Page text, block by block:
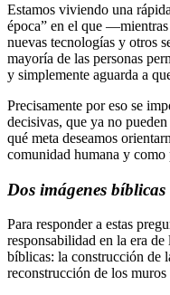
Estamos viviendo una
época” en el que
nuevas tecnologías y otros
mayoría de las personas
y simplemente aguarda a
Precisamente por eso se
decisivas, que ya no
qué meta deseamos
comunidad humana y como
Dos imágenes bíblicas
Para responder a estas
responsabilidad en la era
bíblicas: la construcción de
reconstrucción de los muros